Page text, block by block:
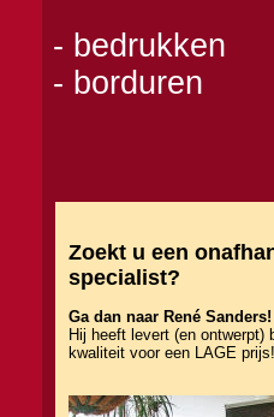
- bedrukken
- borduren
Zoekt u een
specialist?
Ga dan naar René Sanders!
Hij heeft levert (en ontwerpt)
kwaliteit voor een LAGE prijs!